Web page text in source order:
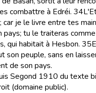
combattre à Edréi. 34
car je le livre entre tes
pays; tu le traiteras
qui habitait à Hesbon. 35
son peuple, sans en
de son pays.
Segond 1910 du texte
(domaine public).